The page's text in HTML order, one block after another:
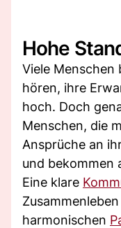
Hohe
Viele Menschen
hören, ihre
hoch. Doch
Menschen, die
Ansprüche an
und bekommen
Eine klare
harmonischen